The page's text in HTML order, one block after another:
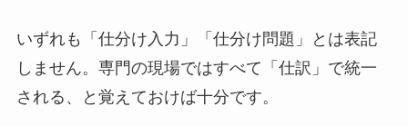
いずれも「仕分け入力」「仕分け問題」とは表記
しません。専門の現場ではすべて「仕訳」で統一
される、と覚えておけば十分です。